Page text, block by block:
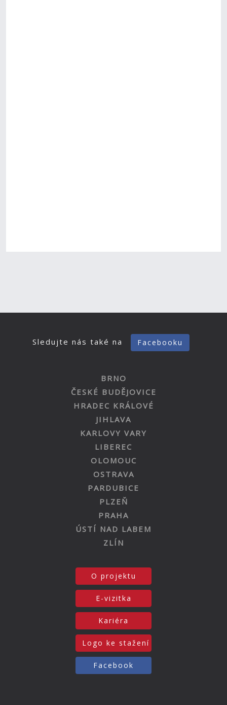
Sledujte nás také na Facebooku
BRNO
ČESKÉ BUDĚJOVICE
HRADEC KRÁLOVÉ
JIHLAVA
KARLOVY VARY
LIBEREC
OLOMOUC
OSTRAVA
PARDUBICE
PLZEŇ
PRAHA
ÚSTÍ NAD LABEM
ZLÍN
O projektu
E-vizitka
Kariéra
Logo ke stažení
Facebook